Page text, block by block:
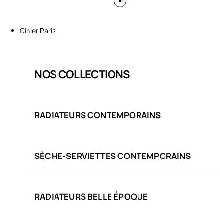
Cinier Paris
NOS COLLECTIONS
RADIATEURS CONTEMPORAINS
SÈCHE-SERVIETTES CONTEMPORAINS
RADIATEURS BELLE ÉPOQUE